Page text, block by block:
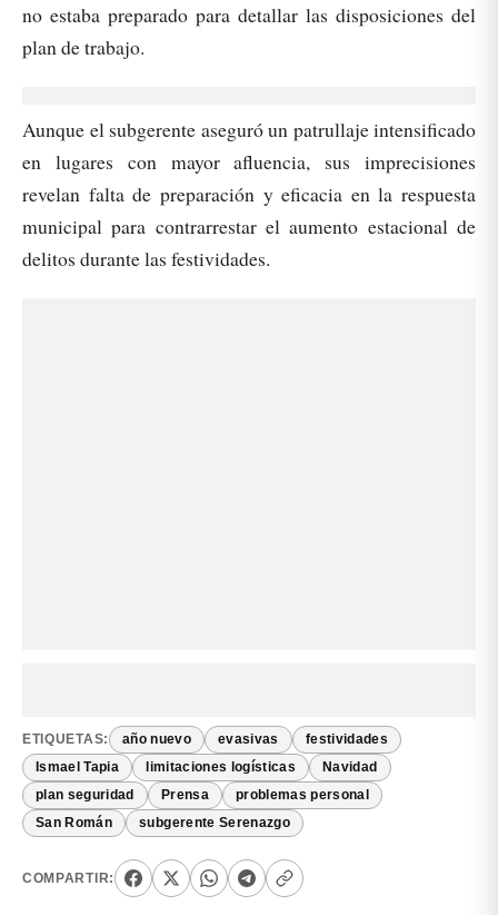
no estaba preparado para detallar las disposiciones del
plan de trabajo.
Aunque el subgerente aseguró un patrullaje intensificado
en lugares con mayor afluencia, sus imprecisiones
revelan falta de preparación y eficacia en la respuesta
municipal para contrarrestar el aumento estacional de
delitos durante las festividades.
ETIQUETAS: año nuevo evasivas festividades
Ismael Tapia limitaciones logísticas Navidad
plan seguridad Prensa problemas personal
San Román subgerente Serenazgo
COMPARTIR: